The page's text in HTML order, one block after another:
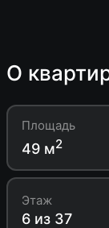
О
Площадь
49 м2
Этаж
6 из 37